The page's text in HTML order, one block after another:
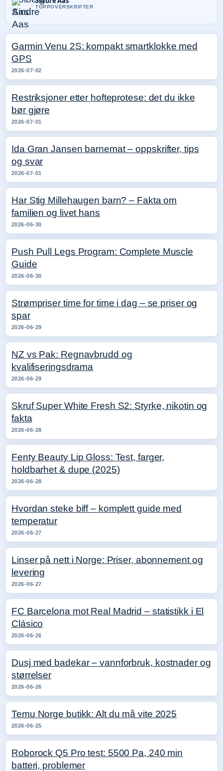
TOPPOVERSKRIFTER
Garmin Venu 2S: kompakt smartklokke med
GPS
2026-07-02
Restriksjoner etter hofteprotese: det du ikke
bør gjøre
2026-07-01
Ida Gran Jansen barnemat – oppskrifter, tips
og svar
2026-07-01
Har Stig Millehaugen barn? – Fakta om
familien og livet hans
2026-06-30
Push Pull Legs Program: Complete Muscle
Guide
2026-06-30
Strømpriser time for time i dag – se priser og
spar
2026-06-29
NZ vs Pak: Regnavbrudd og
kvalifiseringsdrama
2026-06-29
Skruf Super White Fresh S2: Styrke, nikotin og
fakta
2026-06-28
Fenty Beauty Lip Gloss: Test, farger,
holdbarhet & dupe (2025)
2026-06-28
Hvordan steke biff – komplett guide med
temperatur
2026-06-27
Linser på nett i Norge: Priser, abonnement og
levering
2026-06-27
FC Barcelona mot Real Madrid – statistikk i El
Clásico
2026-06-26
Dusj med badekar – vannforbruk, kostnader og
størrelser
2026-06-26
Temu Norge butikk: Alt du må vite 2025
2026-06-25
Roborock Q5 Pro test: 5500 Pa, 240 min
batteri, problemer